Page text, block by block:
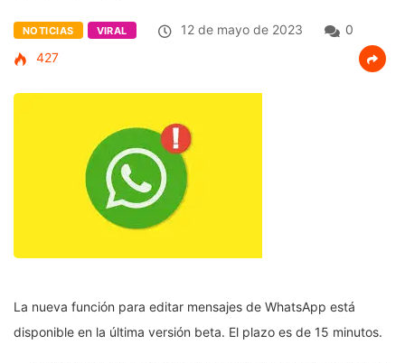
NOTICIAS VIRAL 12 de mayo de 2023
0
427
La nueva función para editar mensajes de WhatsApp está
disponible en la última versión beta. El plazo es de 15 minutos.